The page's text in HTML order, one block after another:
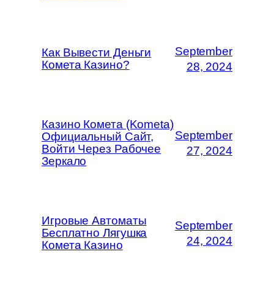
Как Вывести Деньги
Комета Казино?
September
28, 2024
Казино Комета (Kometa)
Официальный Сайт,
Войти Через Рабочее
Зеркало
September
27, 2024
Игровые Автоматы
Бесплатно Лягушка
Комета Казино
September
24, 2024